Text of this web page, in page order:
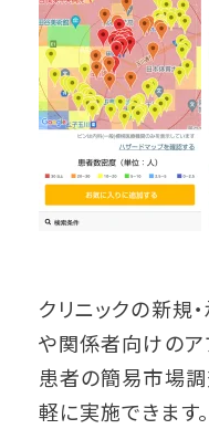
クリニックの新規
や関係者向けのア
患者の簡易市場
軽に実施できます